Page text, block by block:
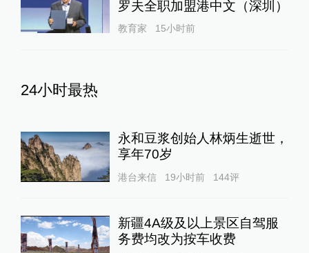
罗夫全职加盟港中文（深圳）
教育家 15小时前
24小时最热
永和豆浆创始人林炳生逝世，
享年70岁
港台来信 19小时前 144评
新疆4A级及以上景区自驾服
务费均改为按车收费